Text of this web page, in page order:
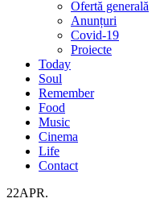
Ofertă generală
Anunțuri
Covid-19
Proiecte
Today
Soul
Remember
Food
Music
Cinema
Life
Contact
22APR.